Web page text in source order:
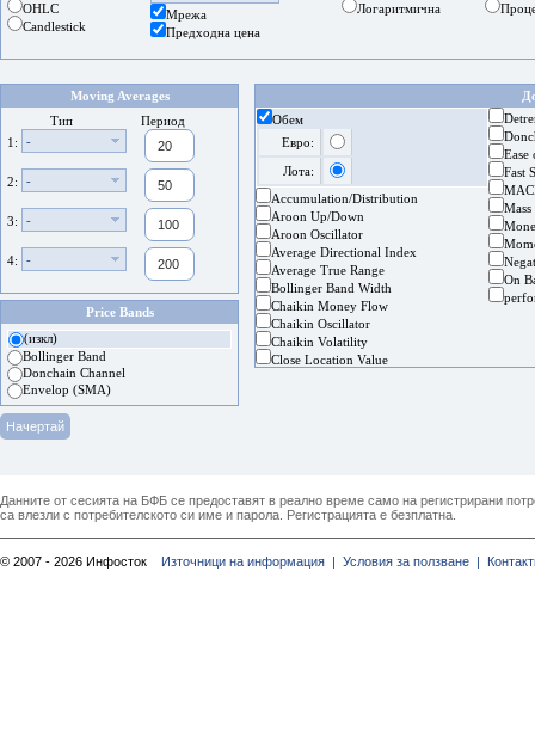
OHLC
Candlestick
Мрежа
Предходна цена
Логаритмична
Moving Averages
Тип
Период
1:
-
2: -
3: -
4: -
Price Bands
(изкл)
Bollinger Band
Donchain Channel
Envelop (SMA)
Обем
Евро:
Лота:
Accumulation/Distribution
Aroon Up/Down
Aroon Oscillator
Average Directional Index
Average True Range
Bollinger Band Width
Chaikin Money Flow
Chaikin Oscillator
Chaikin Volatility
Close Location Value
Ease
Fast
On
Данните от сесията на БФБ се предоставят в реално време само на регистрирани
са влезли с потребителското си име и парола. Регистрацията е безплатна.
© 2007 - 2026 Инфосток Източници на информация | Условия за ползване |